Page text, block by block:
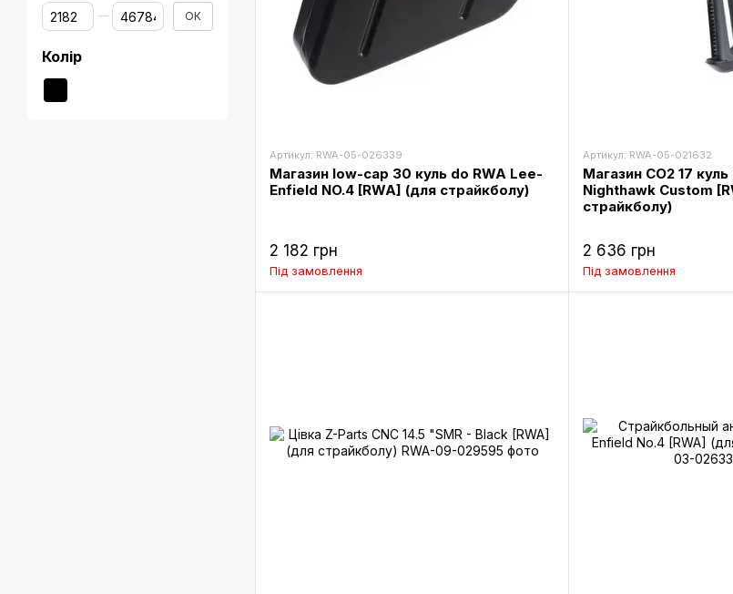
Артикул: RWA-05-026339
Магазин low-cap 30 куль do RWA Lee-
Enfield NO.4 [RWA] (для страйкболу)
2 182 грн
Під замовлення
Артикул: RWA-05-021632
Магазин CO2 17
Nighthawk Custom
страйкболу)
2 636 грн
Під замовлення
Від Ціна, грн
До Ціна, грн ОК
Колір